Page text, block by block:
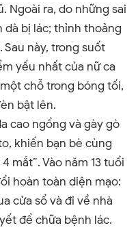
Ngoài ra, do những sai
dà bị lác; thỉnh thoảng
này, trong suốt
yếu nhất của nữ ca
chỗ trong bóng tối,
bật lên.
cao ngổng và gày gò
, khiến bạn bè cùng
4 mắt”. Vào năm 13 tuổi
hoàn toàn diện mạo:
cửa sổ và đi về nhà
để chữa bệnh lác.